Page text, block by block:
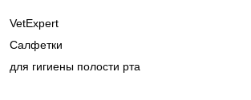
VetExpert
Салфетки
для гигиены полости рта